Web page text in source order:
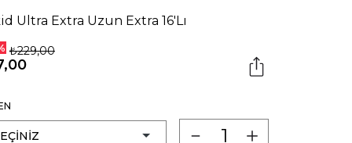
Ultra Extra Uzun Extra 16'Lı
₺229,00